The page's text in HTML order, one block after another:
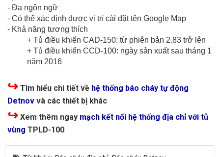
- Đa ngôn ngữ
- Có thể xác định được vị trí cài đặt tên Google Map
- Khả năng tương thích
+ Tủ điều khiển CAD-150: từ phiên bản 2.83 trở lên
+ Tủ điều khiển CCD-100: ngày sản xuất sau tháng 1
năm 2016
↪ Tìm hiểu chi tiết về hệ thống báo cháy tự động
Detnov và các thiết bị khác
↪ Xem thêm ngay mạch kết nối hệ thống địa chỉ với tủ
vùng TPLD-100